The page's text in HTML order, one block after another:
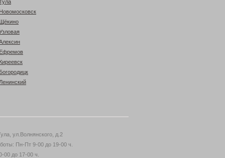
Новомосковск
Щёкино
Ефремов
Киреевск
Богородицк
Ленинский
ул.Волнянского, д.2
Пн-Пт 9-00 до 19-00 ч.
00 до 17-00 ч.